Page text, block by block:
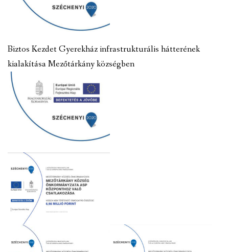
Biztos Kezdet Gyerekház infrastrukturális hátterének
kialakítása Mezőtárkány községben